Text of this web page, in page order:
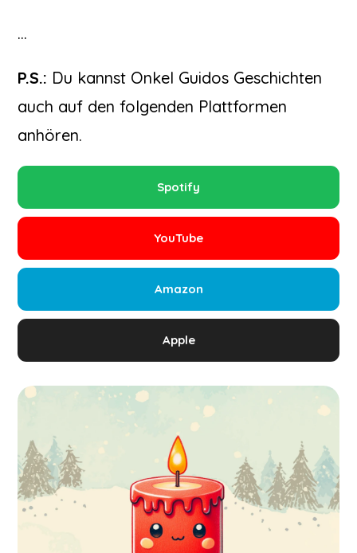
…
P.S.: Du kannst Onkel Guidos Geschichten
auch auf den folgenden Plattformen
anhören.
Spotify
YouTube
Amazon
Apple